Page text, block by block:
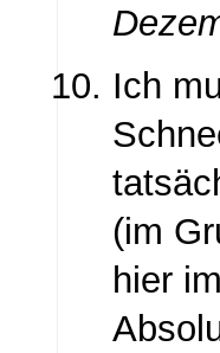
Ich
(im
hier